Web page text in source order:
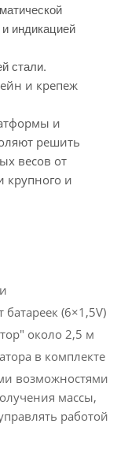
индикацией
стали.
и крепеж
и
решить
весов от
крупного и
батареек (6×1,5V)
около 2,5 м
в комплекте
возможностями
массы,
работой